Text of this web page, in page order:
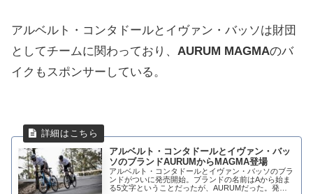
アルベルト・コンタドールとイヴァン・バッソは財団
としてチームに関わっており、 AURUM MAGMAのバ
イクもスポンサーしている。
アルベルト・コンタドールとイヴァン・バッ
ソのブランドAURUMからMAGMA登場
アルベルト・コンタドールとイヴァン・バッソのブラ
ンドがついに発売開始。ブランドの名前はAから始ま
る5文字ということだったが、AURUMだった。発売